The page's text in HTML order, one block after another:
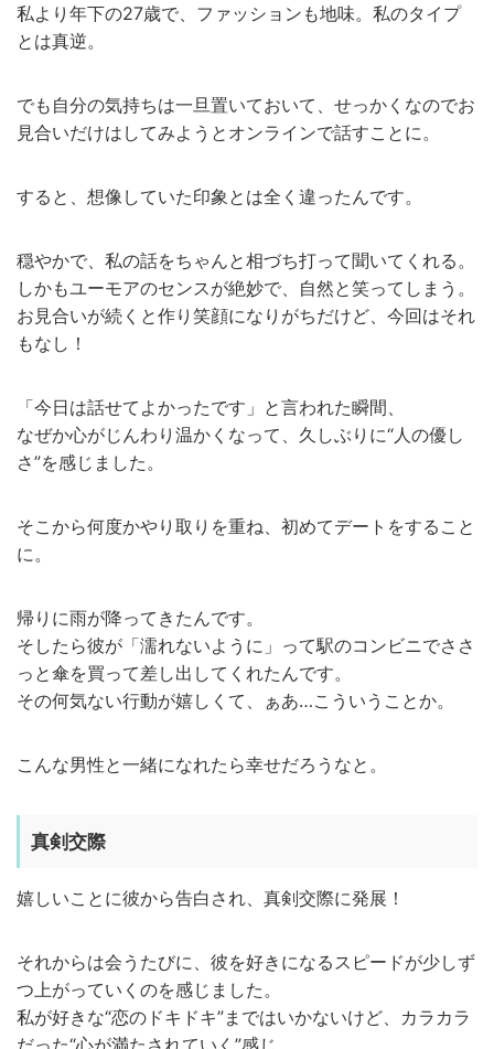
私より年下の27歳で、ファッションも地味。私のタイプ
とは真逆。
でも自分の気持ちは一旦置いておいて、せっかくなのでお
見合いだけはしてみようとオンラインで話すことに。
すると、想像していた印象とは全く違ったんです。
穏やかで、私の話をちゃんと相づち打って聞いてくれる。
しかもユーモアのセンスが絶妙で、自然と笑ってしまう。
お見合いが続くと作り笑顔になりがちだけど、今回はそれ
もなし！
「今日は話せてよかったです」と言われた瞬間、
なぜか心がじんわり温かくなって、久しぶりに“人の優し
さ”を感じました。
そこから何度かやり取りを重ね、初めてデートをすること
に。
帰りに雨が降ってきたんです。
そしたら彼が「濡れないように」って駅のコンビニでささ
っと傘を買って差し出してくれたんです。
その何気ない行動が嬉しくて、ぁあ…こういうことか。
こんな男性と一緒になれたら幸せだろうなと。
真剣交際
嬉しいことに彼から告白され、真剣交際に発展！
それからは会うたびに、彼を好きになるスピードが少しず
つ上がっていくのを感じました。
私が好きな“恋のドキドキ”まではいかないけど、カラカラ
だった“心が満たされていく”感じ。